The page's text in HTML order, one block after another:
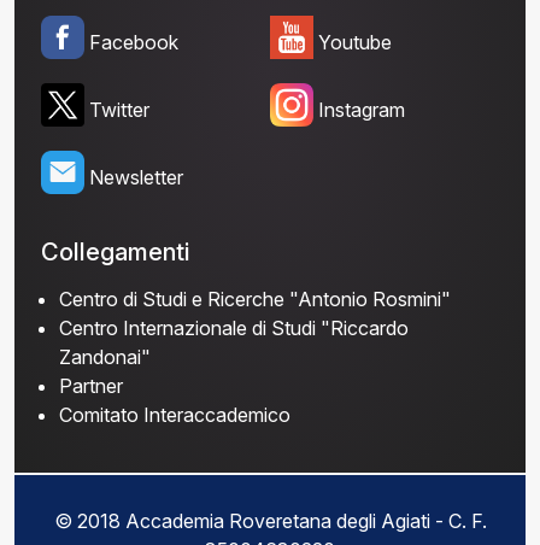
Facebook
Twitter
Newsletter
Youtube
Instagram
Collegamenti
Centro di Studi e Ricerche "Antonio Rosmini"
Centro Internazionale di Studi "Riccardo
Zandonai"
Partner
Comitato Interaccademico
© 2018 Accademia Roveretana degli Agiati - C. F.